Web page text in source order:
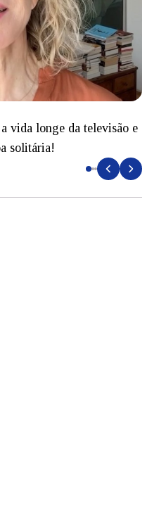
vida longe da televisão e
solitária!